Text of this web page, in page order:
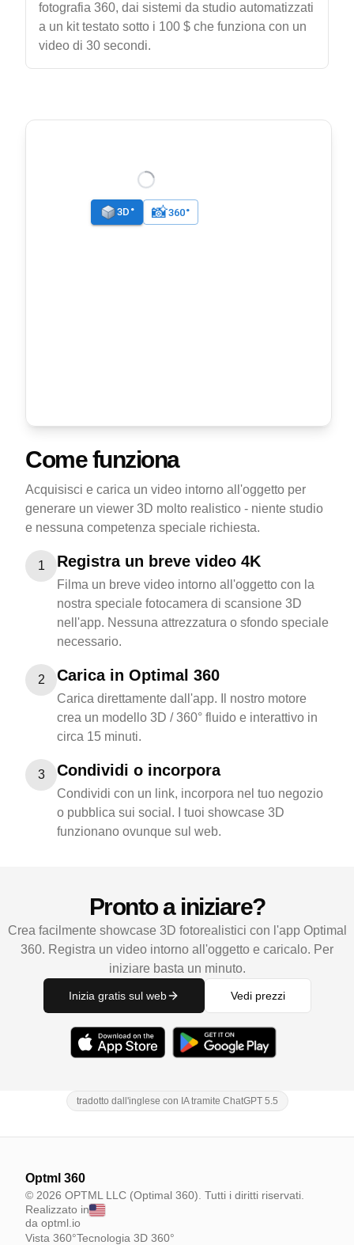
fotografia 360, dai sistemi da studio automatizzati
a un kit testato sotto i 100 $ che funziona con un
video di 30 secondi.
Come funziona
Acquisisci e carica un video intorno all'oggetto per
generare un viewer 3D molto realistico - niente studio
e nessuna competenza speciale richiesta.
1 Registra un breve video 4K
Filma un breve video intorno all'oggetto con la
nostra speciale fotocamera di scansione 3D
nell'app. Nessuna attrezzatura o sfondo speciale
necessario.
2 Carica in Optimal 360
Carica direttamente dall'app. Il nostro motore
crea un modello 3D / 360° fluido e interattivo in
circa 15 minuti.
3 Condividi o incorpora
Condividi con un link, incorpora nel tuo negozio
o pubblica sui social. I tuoi showcase 3D
funzionano ovunque sul web.
Pronto a iniziare?
Crea facilmente showcase 3D fotorealistici con l'app Optimal
360. Registra un video intorno all'oggetto e caricalo. Per
iniziare basta un minuto.
Inizia gratis sul web Vedi prezzi
tradotto dall'inglese con IA tramite ChatGPT 5.5
Optml 360
© 2026 OPTML LLC (Optimal 360). Tutti i diritti riservati.
Realizzato in
da optml.io
Vista 360°Tecnologia 3D 360°